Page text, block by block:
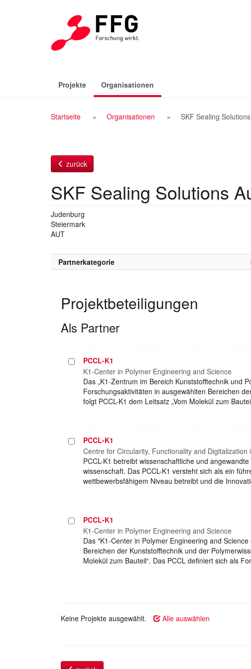
Projekte Organisationen
Breadcrumb
Startseite Organisationen SKF Sealing
zurück
SKF Sealing Solutions
Judenburg
Steiermark
AUT
Partnerkategorie
Projektbeteiligungen
Als Partner
Projekt
auswählen
PCCL-K1
K1-Center in Polymer Engineering and Science
Das „K1-Zentrum im Bereich Kunststofftechnik und
Forschungsaktivitäten in ausgewählten Bereichen
folgt PCCL-K1 dem Leitsatz „Vom Molekül zum
Projekt
auswählen
PCCL-K1
Centre for Circularity, Functionality and Digitalization
PCCL-K1 betreibt wissenschaftliche und
wissenschaft. Das PCCL-K1 versteht sich als ein
wettbewerbsfähigem Niveau betreibt und die
Projekt
auswählen
PCCL-K1
K1-Center in Polymer Engineering and Science
Das "K1-Center in Polymer Engineering and
Bereichen der Kunststofftechnik und der
Molekül zum Bauteil“. Das PCCL definiert sich als
Keine Projekte ausgewählt. Alle auswählen